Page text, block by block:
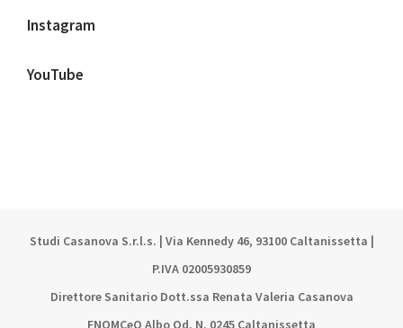
Instagram
YouTube
Studi Casanova S.r.l.s. | Via Kennedy 46, 93100 Caltanissetta |
P.IVA 02005930859
Direttore Sanitario Dott.ssa Renata Valeria Casanova
FNOMCeO Albo Od. N. 0245 Caltanissetta